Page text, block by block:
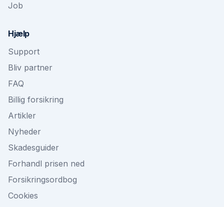
Job
Hjælp
Support
Bliv partner
FAQ
Billig forsikring
Artikler
Nyheder
Skadesguider
Forhandl prisen ned
Forsikringsordbog
Cookies